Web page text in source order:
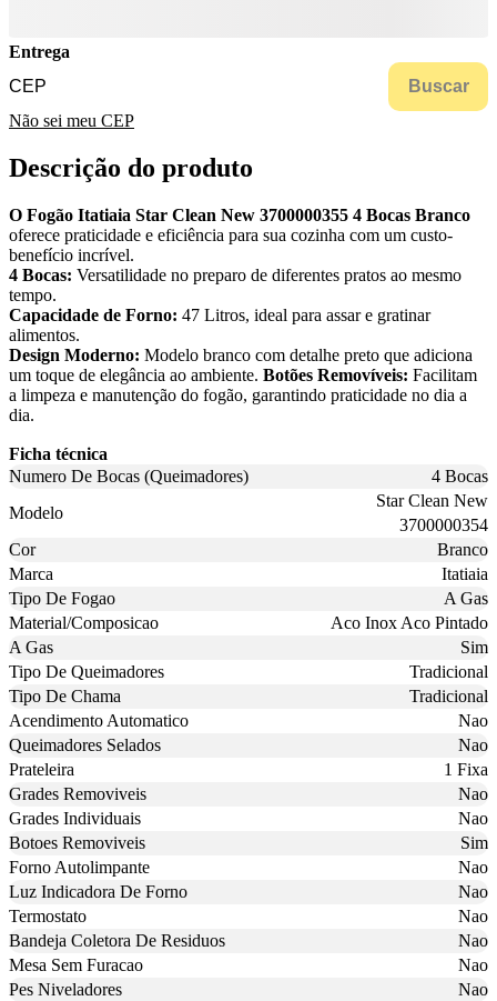
Entrega
Buscar
Não sei meu CEP
Descrição do produto
O Fogão Itatiaia Star Clean New 3700000355 4 Bocas Branco
oferece praticidade e eficiência para sua cozinha com um custo-
benefício incrível.
4 Bocas: Versatilidade no preparo de diferentes pratos ao mesmo
tempo.
Capacidade de Forno: 47 Litros, ideal para assar e gratinar
alimentos.
Design Moderno: Modelo branco com detalhe preto que adiciona
um toque de elegância ao ambiente. Botões Removíveis: Facilitam
a limpeza e manutenção do fogão, garantindo praticidade no dia a
dia.
Ficha técnica
Numero De Bocas (Queimadores)
4 Bocas
Modelo
Star Clean New
3700000354
Cor
Branco
Marca
Itatiaia
Tipo De Fogao
A Gas
Material/Composicao
Aco Inox Aco Pintado
A Gas
Sim
Tipo De Queimadores
Tradicional
Tipo De Chama
Tradicional
Acendimento Automatico
Nao
Queimadores Selados
Nao
Prateleira
1 Fixa
Grades Removiveis
Nao
Grades Individuais
Nao
Botoes Removiveis
Sim
Forno Autolimpante
Nao
Luz Indicadora De Forno
Nao
Termostato
Nao
Bandeja Coletora De Residuos
Nao
Mesa Sem Furacao
Nao
Pes Niveladores
Nao